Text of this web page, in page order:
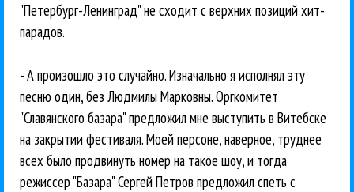
"Петербург-Ленинград" не сходит с верхних позиций хит-
парадов.
- А произошло это случайно. Изначально я исполнял эту
песню один, без Людмилы Марковны. Оргкомитет
"Славянского базара" предложил мне выступить в Витебске
на закрытии фестиваля. Моей персоне, наверное, труднее
всех было продвинуть номер на такое шоу, и тогда
режиссер "Базара" Сергей Петров предложил спеть с